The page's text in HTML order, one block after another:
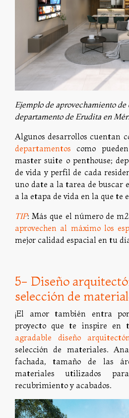
Ejemplo de aprovechamiento de
departamento de Erudita en
Algunos desarrollos cuentan
departamentos como
master suite o penthouse;
de vida y perfil de cada
uno date a la tarea de buscar
a la etapa de vida en la que te
TIP: Más que el número de
aprovechen al máximo los
mejor calidad espacial en tu
5- Diseño
selección de
¡El amor también entra
proyecto que te inspire
agradable diseño
selección de materiales.
fachada, tamaño de las
materiales utilizados
recubrimiento y acabados.